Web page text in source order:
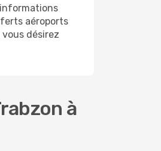
aéroports
désirez
à